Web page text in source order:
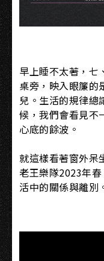
早上睡不太著，七
桌旁，映入眼簾的
兒。生活的規律總
候，我們會看見不
心底的餘波。
就這樣看著窗外呆
老王樂隊2023年
活中的關係與離別